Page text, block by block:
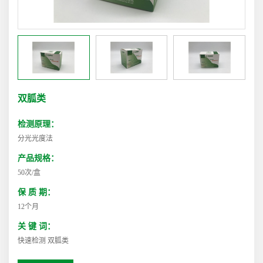
双胍类
检测原理：
分光光度法
产品规格：
50次/盒
保 质 期：
12个月
关 键 词：
快速检测 双胍类